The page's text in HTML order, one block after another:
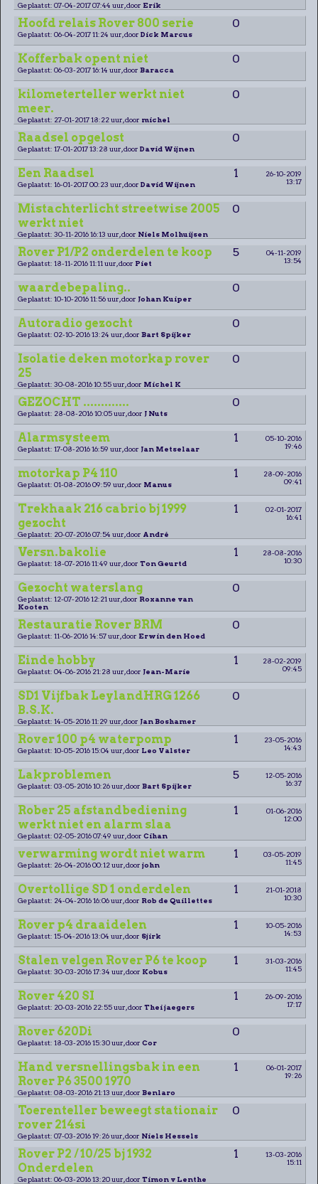
Geplaatst: 07-04-2017 07:44 uur, door Erik
Hoofd relais Rover 800 serie 0
Geplaatst: 06-04-2017 11:24 uur, door Dick Marcus
Kofferbak opent niet 0
Geplaatst: 06-03-2017 16:14 uur, door Baracca
kilometerteller werkt niet
meer.
0
Geplaatst: 27-01-2017 18:22 uur, door michel
Raadsel opgelost 0
Geplaatst: 17-01-2017 13:28 uur, door David Wijnen
Een Raadsel 1
26-10-2019
13:17
Geplaatst: 16-01-2017 00:23 uur, door David Wijnen
Mistachterlicht streetwise 2005
werkt niet
0
Geplaatst: 30-11-2016 16:13 uur, door Niels Molhuijsen
Rover P1/P2 onderdelen te koop 5
04-11-2019
13:54
Geplaatst: 18-11-2016 11:11 uur, door Piet
waardebepaling.. 0
Geplaatst: 10-10-2016 11:56 uur, door Johan Kuiper
Autoradio gezocht 0
Geplaatst: 02-10-2016 13:24 uur, door Bart Spijker
Isolatie deken motorkap rover
25
0
Geplaatst: 30-08-2016 10:55 uur, door Michel K
GEZOCHT ............. 0
Geplaatst: 28-08-2016 10:05 uur, door J Nuts
Alarmsysteem 1
05-10-2016
19:46
Geplaatst: 17-08-2016 16:59 uur, door Jan Metselaar
motorkap P4 110 1
28-09-2016
09:41
Geplaatst: 01-08-2016 09:59 uur, door Manus
Trekhaak 216 cabrio bj 1999
gezocht
1
02-01-2017
16:41
Geplaatst: 20-07-2016 07:54 uur, door André
Versn.bakolie 1
28-08-2016
10:30
Geplaatst: 18-07-2016 11:49 uur, door Ton Geurtd
Gezocht waterslang 0
Geplaatst: 12-07-2016 12:21 uur, door Roxanne van
Kooten
Restauratie Rover BRM 0
Geplaatst: 11-06-2016 14:57 uur, door Erwin den Hoed
Einde hobby 1
28-02-2019
09:45
Geplaatst: 04-06-2016 21:28 uur, door Jean-Marie
SD1 Vijfbak LeylandHRG 1266
B.S.K.
0
Geplaatst: 14-05-2016 11:29 uur, door Jan Boshamer
Rover 100 p4 waterpomp 1
23-05-2016
14:43
Geplaatst: 10-05-2016 15:04 uur, door Leo Valster
Lakproblemen 5
12-05-2016
16:37
Geplaatst: 03-05-2016 10:26 uur, door Bart Spijker
Rober 25 afstandbediening
werkt niet en alarm slaa
1
01-06-2016
12:00
Geplaatst: 02-05-2016 07:49 uur, door Cihan
verwarming wordt niet warm 1
03-05-2019
11:45
Geplaatst: 26-04-2016 00:12 uur, door john
Overtollige SD 1 onderdelen 1
21-01-2018
10:30
Geplaatst: 24-04-2016 16:06 uur, door Rob de Quillettes
Rover p4 draaidelen 1
10-05-2016
14:53
Geplaatst: 15-04-2016 13:04 uur, door Sjirk
Stalen velgen Rover P6 te koop 1
31-03-2016
11:45
Geplaatst: 30-03-2016 17:34 uur, door Kobus
Rover 420 SI 1
26-09-2016
17:17
Geplaatst: 20-03-2016 22:55 uur, door Thei jaegers
Rover 620Di 0
Geplaatst: 18-03-2016 15:30 uur, door Cor
Hand versnellingsbak in een
Rover P6 3500 1970
1
06-01-2017
19:26
Geplaatst: 08-03-2016 21:13 uur, door Benlaro
Toerenteller beweegt stationair
rover 214si
0
Geplaatst: 07-03-2016 19:26 uur, door Niels Hessels
Rover P2 / 10/25 bj 1932
Onderdelen
1
13-03-2016
15:11
Geplaatst: 06-03-2016 13:20 uur, door Timon v Lenthe